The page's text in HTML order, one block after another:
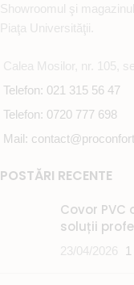
Showroomul şi
Piaţa Universităţii.
Calea Mosilor, nr. 105,
Telefon: 021 315 56 47
Telefon: 0720 777 698
Mail:
POSTĂRI RECENTE
Covor PVC
soluții
23/04/2026